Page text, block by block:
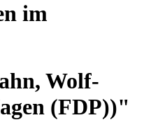
im
Wolf-
(FDP))"